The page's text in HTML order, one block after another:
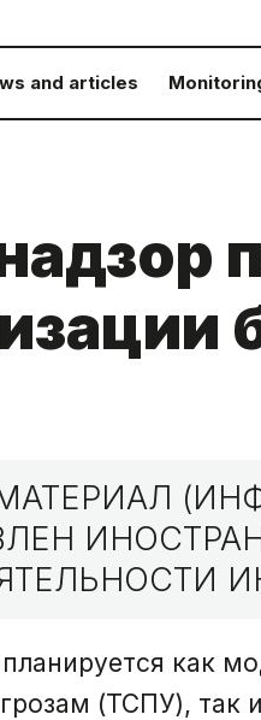
and articles
как
(ТСПУ), так